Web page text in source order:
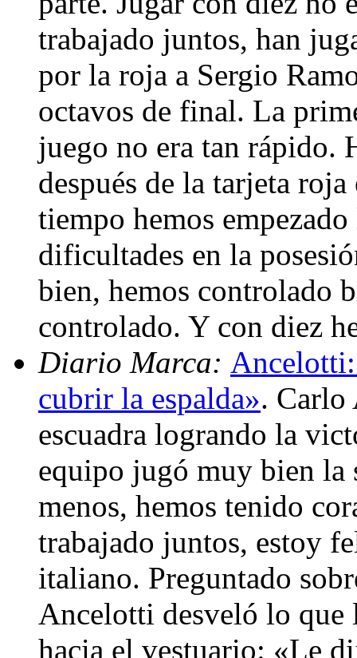
trabajado juntos, han
por la roja a Sergio
octavos de final. La
juego no era tan rápido.
después de la tarjeta
tiempo hemos
dificultades en la
bien, hemos controlado
controlado. Y con diez
Diario Marca:
cubrir la espalda». Carlo
escuadra logrando la
equipo jugó muy bien la
menos, hemos tenido
trabajado juntos, estoy
italiano. Preguntado
Ancelotti desveló lo que
hacia el vestuario: «Le